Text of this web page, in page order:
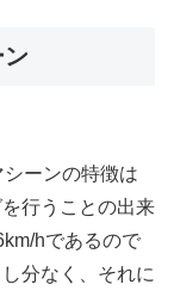
ーンの特徴は
行うことの出来
hであるので
分なく、それに